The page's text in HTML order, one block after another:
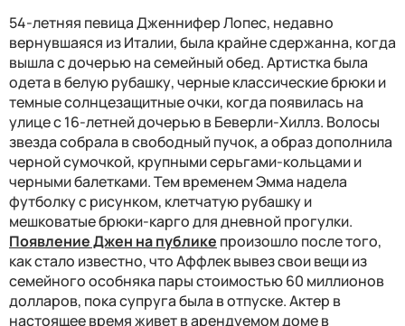
54-летняя певица Дженнифер Лопес, недавно
вернувшаяся из Италии, была крайне сдержанна, когда
вышла с дочерью на семейный обед. Артистка была
одета в белую рубашку, черные классические брюки и
темные солнцезащитные очки, когда появилась на
улице с 16-летней дочерью в Беверли-Хиллз. Волосы
звезда собрала в свободный пучок, а образ дополнила
черной сумочкой, крупными серьгами-кольцами и
черными балетками. Тем временем Эмма надела
футболку с рисунком, клетчатую рубашку и
мешковатые брюки-карго для дневной прогулки.
Появление Джен на публике произошло после того,
как стало известно, что Аффлек вывез свои вещи из
семейного особняка пары стоимостью 60 миллионов
долларов, пока супруга была в отпуске. Актер в
настоящее время живет в арендуемом доме в